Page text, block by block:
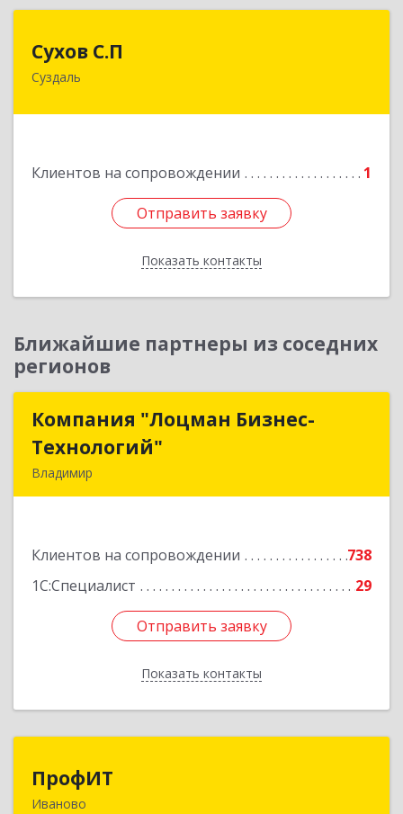
Сухов С.П
Суздаль
Клиентов на сопровождении 1
Отправить заявку
Показать контакты
Отправить заявку
Назад
Ближайшие партнеры из соседних
регионов
Компания "Лоцман Бизнес-
Технологий"
Владимир
Клиентов на сопровождении
738
1С:Специалист
29
Отправить заявку
Показать контакты
Компания "Лоцман Бизнес-
Подробнее
Отправить заявку
Назад
ПрофИТ
Иваново
153000, Ивановская обл, г.о. город Иваново,